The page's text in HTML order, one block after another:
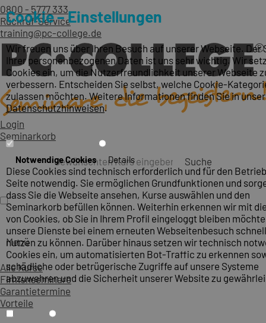
0800 - 5777 333
Rückruf-Service
training@pc-college.de
Login
Seminarkorb
Suche
Menü
Alle Kurse
Firmenseminare
Garantietermine
Vorteile
Cookie – Einstellungen
Wir freuen uns über Ihren Besuch auf unserer Webseite. Der
Ihrer personenbezogenen Daten ist uns sehr wichtig. Wir
Cookies ein, um die Nutzerfreundlichkeit unserer Webseite
verbessern. Entscheiden Sie selbst, welche Cookie-
zulassen möchten. Weitere Informationen finden Sie in
Datenschutzhinweisen.
Notwendige Cookies Details
Diese Cookies sind technisch erforderlich und für den
Seite notwendig. Sie ermöglichen Grundfunktionen und
dass Sie die Webseite ansehen, Kurse auswählen und den
Seminarkorb befüllen können. Weiterhin erkennen wir mit
von Cookies, ob Sie in Ihrem Profil eingeloggt bleiben
unsere Dienste bei einem erneuten Webseitenbesuch
nutzen zu können. Darüber hinaus setzen wir technisch
Cookies ein, um automatisierten Bot-Traffic zu erkennen
schädliche oder betrügerische Zugriffe auf unsere Systeme
abzuwehren und die Sicherheit unserer Website zu